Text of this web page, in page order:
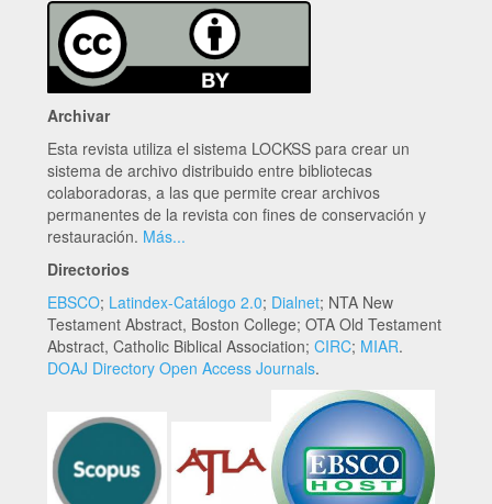
Archivar
Esta revista utiliza el sistema LOCKSS para crear un
sistema de archivo distribuido entre bibliotecas
colaboradoras, a las que permite crear archivos
permanentes de la revista con fines de conservación y
restauración. Más...
Directorios
EBSCO; Latindex-Catálogo 2.0; Dialnet; NTA New
Testament Abstract, Boston College; OTA Old Testament
Abstract, Catholic Biblical Association; CIRC; MIAR.
DOAJ Directory Open Access Journals.